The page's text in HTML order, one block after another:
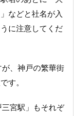
などと社名が入
に注意してくだ
、神戸の繁華街
す。
宮駅」もそれぞ